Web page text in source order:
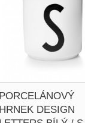
PORCELÁNOVÝ
HRNEK DESIGN